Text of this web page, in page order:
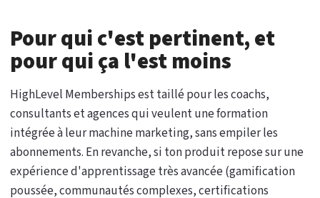
Pour qui c'est pertinent, et
pour qui ça l'est moins
HighLevel Memberships est taillé pour les coachs,
consultants et agences qui veulent une formation
intégrée à leur machine marketing, sans empiler les
abonnements. En revanche, si ton produit repose sur une
expérience d'apprentissage très avancée (gamification
poussée, communautés complexes, certifications